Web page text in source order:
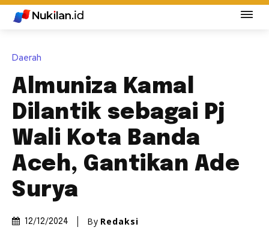
Daerah
Almuniza Kamal
Dilantik sebagai Pj
Wali Kota Banda
Aceh, Gantikan Ade
Surya
12/12/2024 By Redaksi